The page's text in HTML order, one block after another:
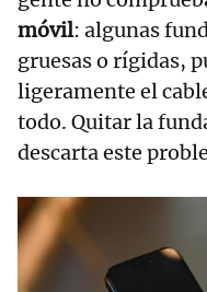
móvil: algunas
gruesas o rígidas,
ligeramente el
todo. Quitar la
descarta este